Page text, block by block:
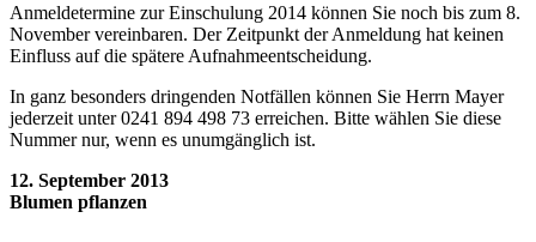
Anmeldetermine zur Einschulung 2014 können Sie noch bis zum 8.
November vereinbaren. Der Zeitpunkt der Anmeldung hat keinen
Einfluss auf die spätere Aufnahmeentscheidung.
In ganz besonders dringenden Notfällen können Sie Herrn Mayer
jederzeit unter 0241 894 498 73 erreichen. Bitte wählen Sie diese
Nummer nur, wenn es unumgänglich ist.
12. September 2013
Blumen pflanzen